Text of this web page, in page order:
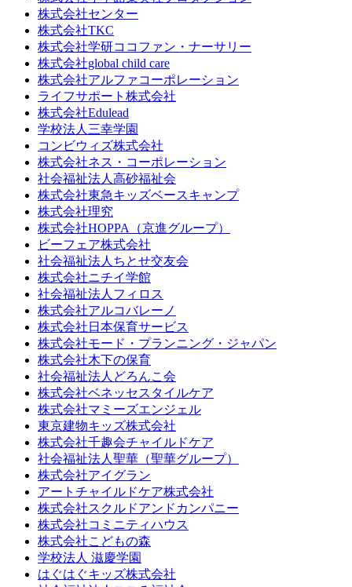
株式会社センター
株式会社TKC
株式会社学研ココファン・ナーサリー
株式会社global child care
株式会社アルファコーポレーション
ライフサポート株式会社
株式会社Edulead
学校法人三幸学園
コンビウィズ株式会社
株式会社ネス・コーポレーション
社会福祉法人高砂福祉会
株式会社東急キッズベースキャンプ
株式会社理究
株式会社HOPPA（京進グループ）
ビーフェア株式会社
社会福祉法人ちとせ交友会
株式会社ニチイ学館
社会福祉法人フィロス
株式会社アルコバレーノ
株式会社日本保育サービス
株式会社モード・プランニング・ジャパン
株式会社木下の保育
社会福祉法人どろんこ会
株式会社ベネッセスタイルケア
株式会社マミーズエンジェル
東京建物キッズ株式会社
株式会社千趣会チャイルドケア
社会福祉法人聖華（聖華グループ）
株式会社アイグラン
アートチャイルドケア株式会社
株式会社スクルドアンドカンパニー
株式会社コミニティハウス
株式会社こどもの森
学校法人 滋慶学園
はぐはぐキッズ株式会社